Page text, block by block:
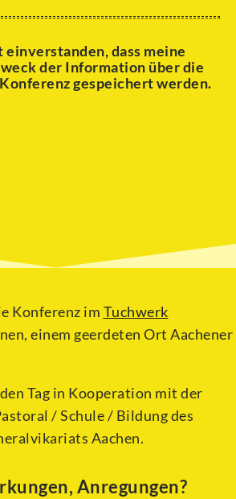
einverstanden, dass meine
der Information über die
gespeichert werden.
Konferenz im Tuchwerk
einem geerdeten Ort Aachener
Tag in Kooperation mit der
/ Schule / Bildung des
Aachen.
Anregungen?